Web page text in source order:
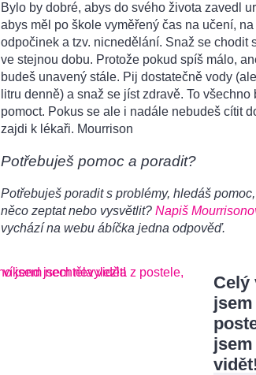
Bylo by dobré, abys do svého života zavedl
abys měl po škole vyměřený čas na učení,
odpočinek a tzv. nicnedělání. Snaž se chodit
ve stejnou dobu. Protože pokud spíš málo,
budeš unavený stále. Pij dostatečně vody
litru denně) a snaž se jíst zdravě. To všechno
pomoct. Pokus se ale i nadále nebudeš cítit
zajdi k lékaři. Mourrison
Potřebuješ pomoc a poradit?
Potřebuješ poradit s problémy, hledáš
něco zeptat nebo vysvětlit? Napiš
vychází na webu ábíčka jedna odpověď.
Celý